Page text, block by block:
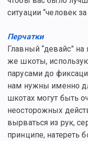
ситуации “человек
Перчатки
Главный “девайс”
же шкоты,
парусами до
нам нужны именно
шкотах могут быть
неосторожных
вырваться из рук,
принципе, натереть